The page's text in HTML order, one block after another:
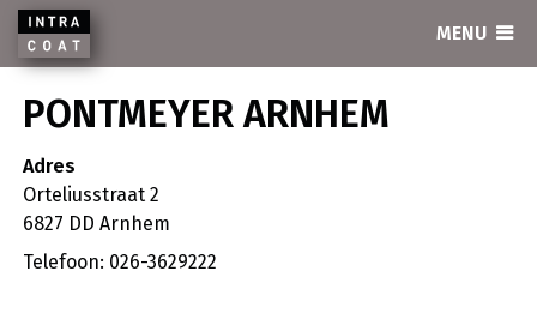
INTRACOAT MENU
PONTMEYER ARNHEM
Adres
Orteliusstraat 2
6827 DD Arnhem
Telefoon: 026-3629222